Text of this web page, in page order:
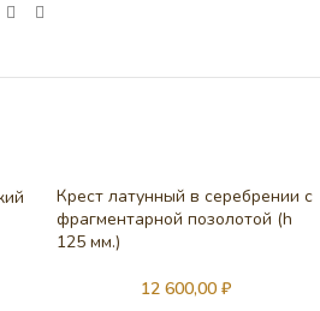
Крест латунный в серебрении с
фрагментарной позолотой (h
125 мм.)
12 600,00 ₽